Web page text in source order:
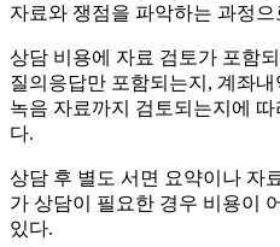
자료와 쟁점을 파악하는 과정으
상담 비용에 자료 검토가 포함
질의응답만 포함되는지, 계좌
녹음 자료까지 검토되는지에
다.
상담 후 별도 서면 요약이나 자
가 상담이 필요한 경우 비용이
있다.